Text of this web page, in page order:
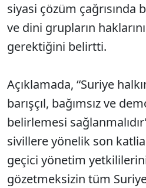
siyasi çözüm
ve dini grupların
gerektiğini belirtti.
Açıklamada, “Suriye
barışçıl, bağımsız ve
belirlemesi
sivillere yönelik son
geçici yönetim
gözetmeksizin tüm